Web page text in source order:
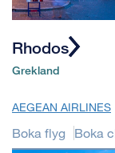
Rhodos
Grekland
AEGEAN AIRLINES
Boka flyg Boka